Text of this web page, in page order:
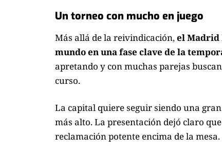
Un torneo con mucho en juego
Más allá de la reivindicación,el Madrid
mundo en una fase clave de la
apretando y con muchas parejas
curso.
La capital quiere seguir siendo una
más alto. La presentación dejó claro
reclamación potente encima de la mesa.